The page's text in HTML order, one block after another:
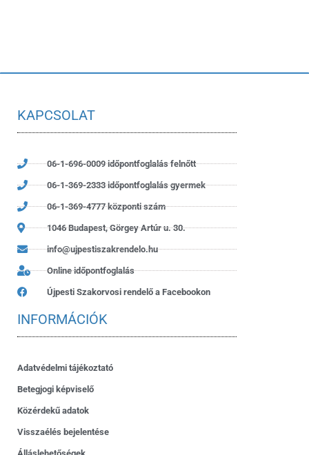
KAPCSOLAT
06-1-696-0009 időpontfoglalás felnőtt
06-1-369-2333 időpontfoglalás gyermek
06-1-369-4777 központi szám
1046 Budapest, Görgey Artúr u. 30.
info@ujpestiszakrendelo.hu
Online időpontfoglalás
Újpesti Szakorvosi rendelő a Facebookon
INFORMÁCIÓK
Adatvédelmi tájékoztató
Betegjogi képviselő
Közérdekű adatok
Visszaélés bejelentése